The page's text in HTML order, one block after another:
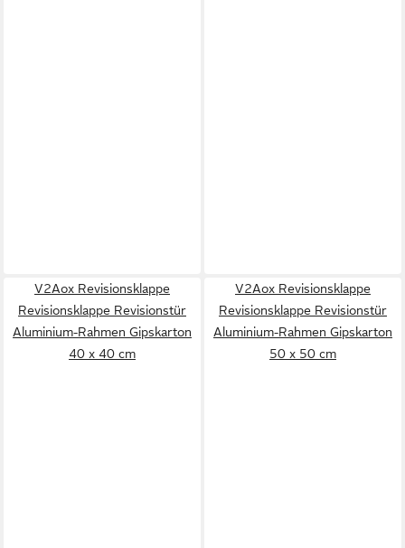
V2Aox Revisionsklappe
Revisionsklappe Revisionstür
Aluminium-Rahmen Gipskarton
40 x 40 cm
V2Aox Revisionsklappe
Revisionsklappe Revisionstür
Aluminium-Rahmen Gipskarton
50 x 50 cm